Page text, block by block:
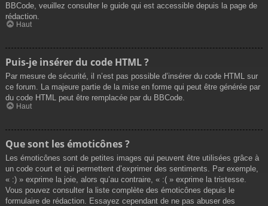
BBCode, veuillez consulter le guide qui est accessible depuis la page de
rédaction.
Haut
Puis-je insérer du code HTML ?
Par mesure de sécurité, il n’est pas possible d’insérer du code HTML sur
ce forum. La majeure partie de la mise en forme qui peut être générée par
du code HTML peut être remplacée par du BBCode.
Haut
Que sont les émoticônes ?
Les émoticônes sont de petites images qui peuvent être utilisées grâce à
un code court et qui permettent d’exprimer des sentiments. Par exemple,
« :) » exprime la joie, alors qu’au contraire, « :( » exprime la tristesse.
Vous pouvez consulter la liste complète des émoticônes depuis le
formulaire de rédaction. Essayez cependant de ne pas abuser des